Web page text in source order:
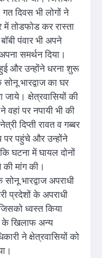
दिवस भी लोगों ने
तोडफोड कर रास्ता
पंवार भी अपने
समर्थन दिया।
और उन्होंने धरना शुरू
भारद्वाज का घर
क्षेत्रवासियों की
पर नपायी भी की
दिप्ती रावत व गब्बर
पर पहुंचे और उन्होंने
घटना में घायल दोनों
मांग की।
भारद्वाज अपराधी
प्रदेशों के अपराधी
ध्वस्त किया
के खिलाफ अन्य
ने क्षेत्रवासियों को